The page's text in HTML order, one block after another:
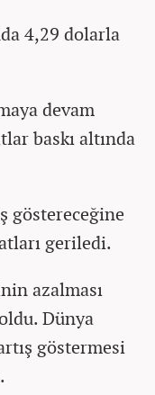
4,29 dolarla
devam
baskı altında
göstereceğine
geriledi.
azalması
Dünya
göstermesi